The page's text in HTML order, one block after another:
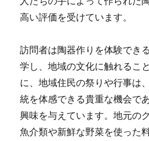
高い評価を受けています。
訪問者は陶器作りを体験でき
学し、地域の文化に触れるこ
に、地域住民の祭りや行事は
統を体感できる貴重な機会で
興味を与えています。地元の
魚介類や新鮮な野菜を使った